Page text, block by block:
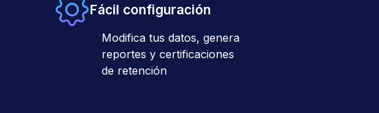
Fácil configuración
Modifica tus datos, genera
reportes y certificaciones
de retención